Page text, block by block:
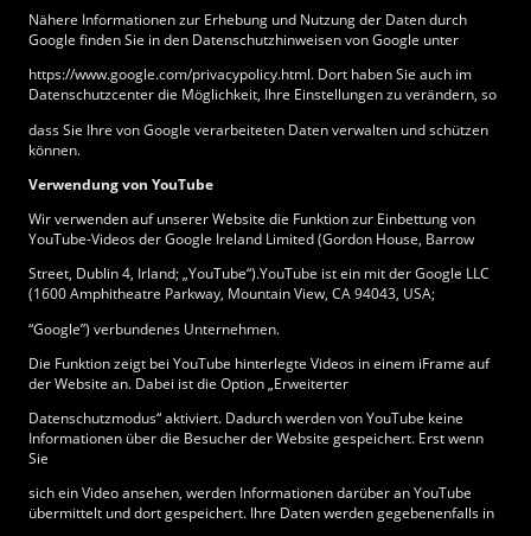
Nähere Informationen zur Erhebung und Nutzung der Daten durch
Google finden Sie in den Datenschutzhinweisen von Google unter
https://www.google.com/privacypolicy.html. Dort haben Sie auch im
Datenschutzcenter die Möglichkeit, Ihre Einstellungen zu verändern, so
dass Sie Ihre von Google verarbeiteten Daten verwalten und schützen
können.
Verwendung von YouTube
Wir verwenden auf unserer Website die Funktion zur Einbettung von
YouTube-Videos der Google Ireland Limited (Gordon House, Barrow
Street, Dublin 4, Irland; „YouTube“).YouTube ist ein mit der Google LLC
(1600 Amphitheatre Parkway, Mountain View, CA 94043, USA;
“Google”) verbundenes Unternehmen.
Die Funktion zeigt bei YouTube hinterlegte Videos in einem iFrame auf
der Website an. Dabei ist die Option „Erweiterter
Datenschutzmodus“ aktiviert. Dadurch werden von YouTube keine
Informationen über die Besucher der Website gespeichert. Erst wenn
Sie
sich ein Video ansehen, werden Informationen darüber an YouTube
übermittelt und dort gespeichert. Ihre Daten werden gegebenenfalls in